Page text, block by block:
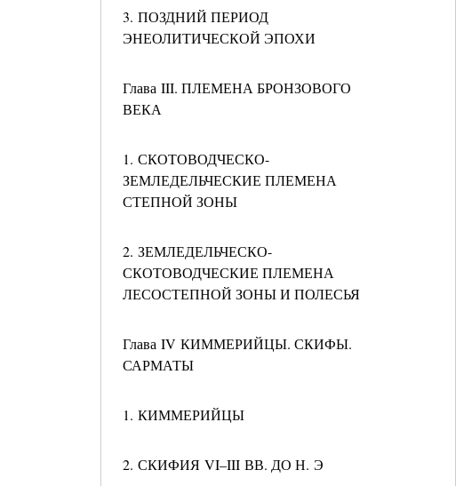
3. ПОЗДНИЙ ПЕРИОД
ЭНЕОЛИТИЧЕСКОЙ ЭПОХИ
Глава III. ПЛЕМЕНА БРОНЗОВОГО
ВЕКА
1. СКОТОВОДЧЕСКО-
ЗЕМЛЕДЕЛЬЧЕСКИЕ ПЛЕМЕНА
СТЕПНОЙ ЗОНЫ
2. ЗЕМЛЕДЕЛЬЧЕСКО-
СКОТОВОДЧЕСКИЕ ПЛЕМЕНА
ЛЕСОСТЕПНОЙ ЗОНЫ И ПОЛЕСЬЯ
Глава IV КИММЕРИЙЦЫ. СКИФЫ.
САРМАТЫ
1. КИММЕРИЙЦЫ
2. СКИФИЯ VI–III ВВ. ДО Н. Э